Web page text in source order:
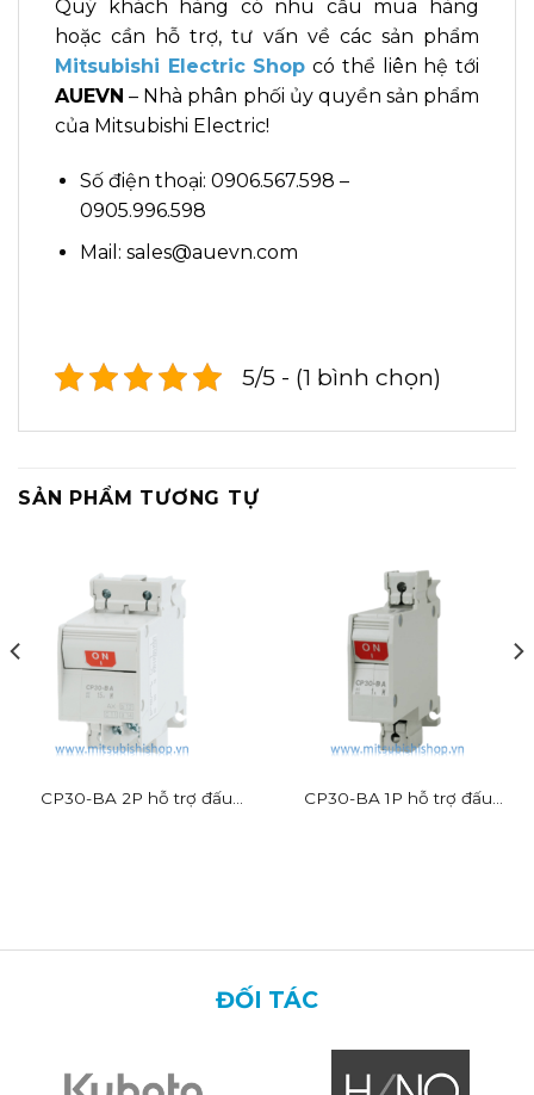
Quý khách hàng có nhu cầu mua hàng
hoặc cần hỗ trợ, tư vấn về các sản phẩm
Mitsubishi Electric Shop có thể liên hệ tới
AUEVN – Nhà phân phối ủy quyền sản phẩm
của Mitsubishi Electric!
Số điện thoại: 0906.567.598 –
0905.996.598
Mail: sales@auevn.com
5/5 - (1 bình chọn)
SẢN PHẨM TƯƠNG TỰ
CP30-BA 2P hỗ trợ đấu
CP30-BA 1P hỗ trợ đấu
ĐỐI TÁC